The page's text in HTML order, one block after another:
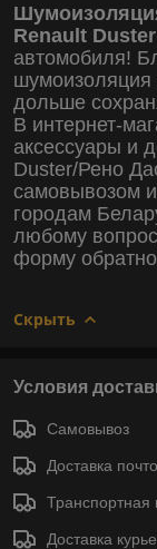
Renault Duster
автомобиля!
шумоизоляция
дольше
В интернет-
аксессуары и
Duster/Рено
самовывозом
городам
любому
форму
Скрыть
Условия
Самовывоз
Доставка
Транспортная
Доставка